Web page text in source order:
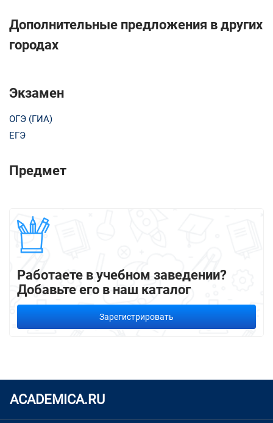
Дополнительные предложения в других
городах
Экзамен
ОГЭ (ГИА)
ЕГЭ
Предмет
Работаете в учебном заведении?
Добавьте его в наш каталог
Зарегистрировать
ACADEMICA.RU